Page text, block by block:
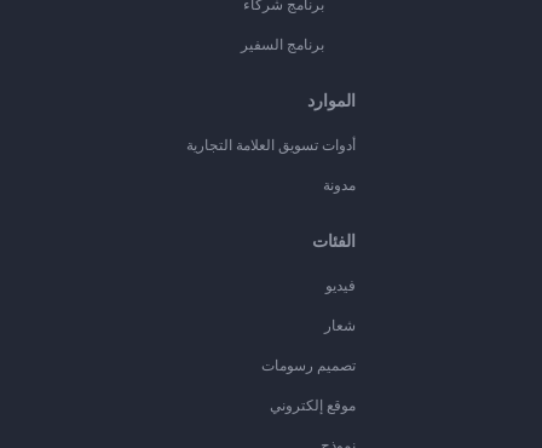
برنامج شركاء
برنامج السفير
الموارد
أدوات تسويق العلامة التجارية
مدونة
الفئات
فيديو
شعار
تصميم رسومات
موقع إلكتروني